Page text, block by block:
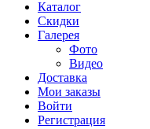
Каталог
Скидки
Галерея
Фото
Видео
Доставка
Мои заказы
Войти
Регистрация